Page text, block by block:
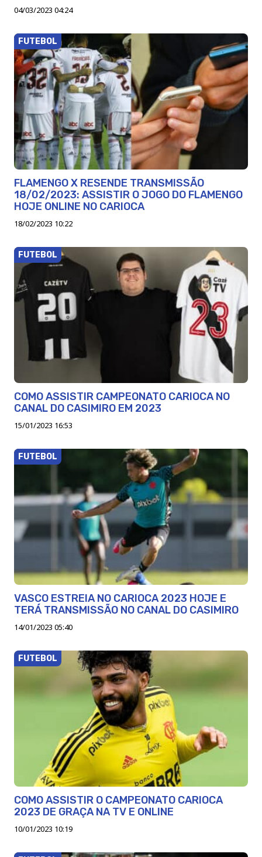
04/03/2023 04:24
FUTEBOL
FLAMENGO X RESENDE TRANSMISSÃO
18/02/2023: ASSISTIR O JOGO DO FLAMENGO
HOJE ONLINE NO CARIOCA
18/02/2023 10:22
FUTEBOL
COMO ASSISTIR CAMPEONATO CARIOCA NO
CANAL DO CASIMIRO EM 2023
15/01/2023 16:53
FUTEBOL
VASCO ESTREIA NO CARIOCA 2023 HOJE E
TERÁ TRANSMISSÃO NO CANAL DO CASIMIRO
14/01/2023 05:40
FUTEBOL
COMO ASSISTIR O CAMPEONATO CARIOCA
2023 DE GRAÇA NA TV E ONLINE
10/01/2023 10:19